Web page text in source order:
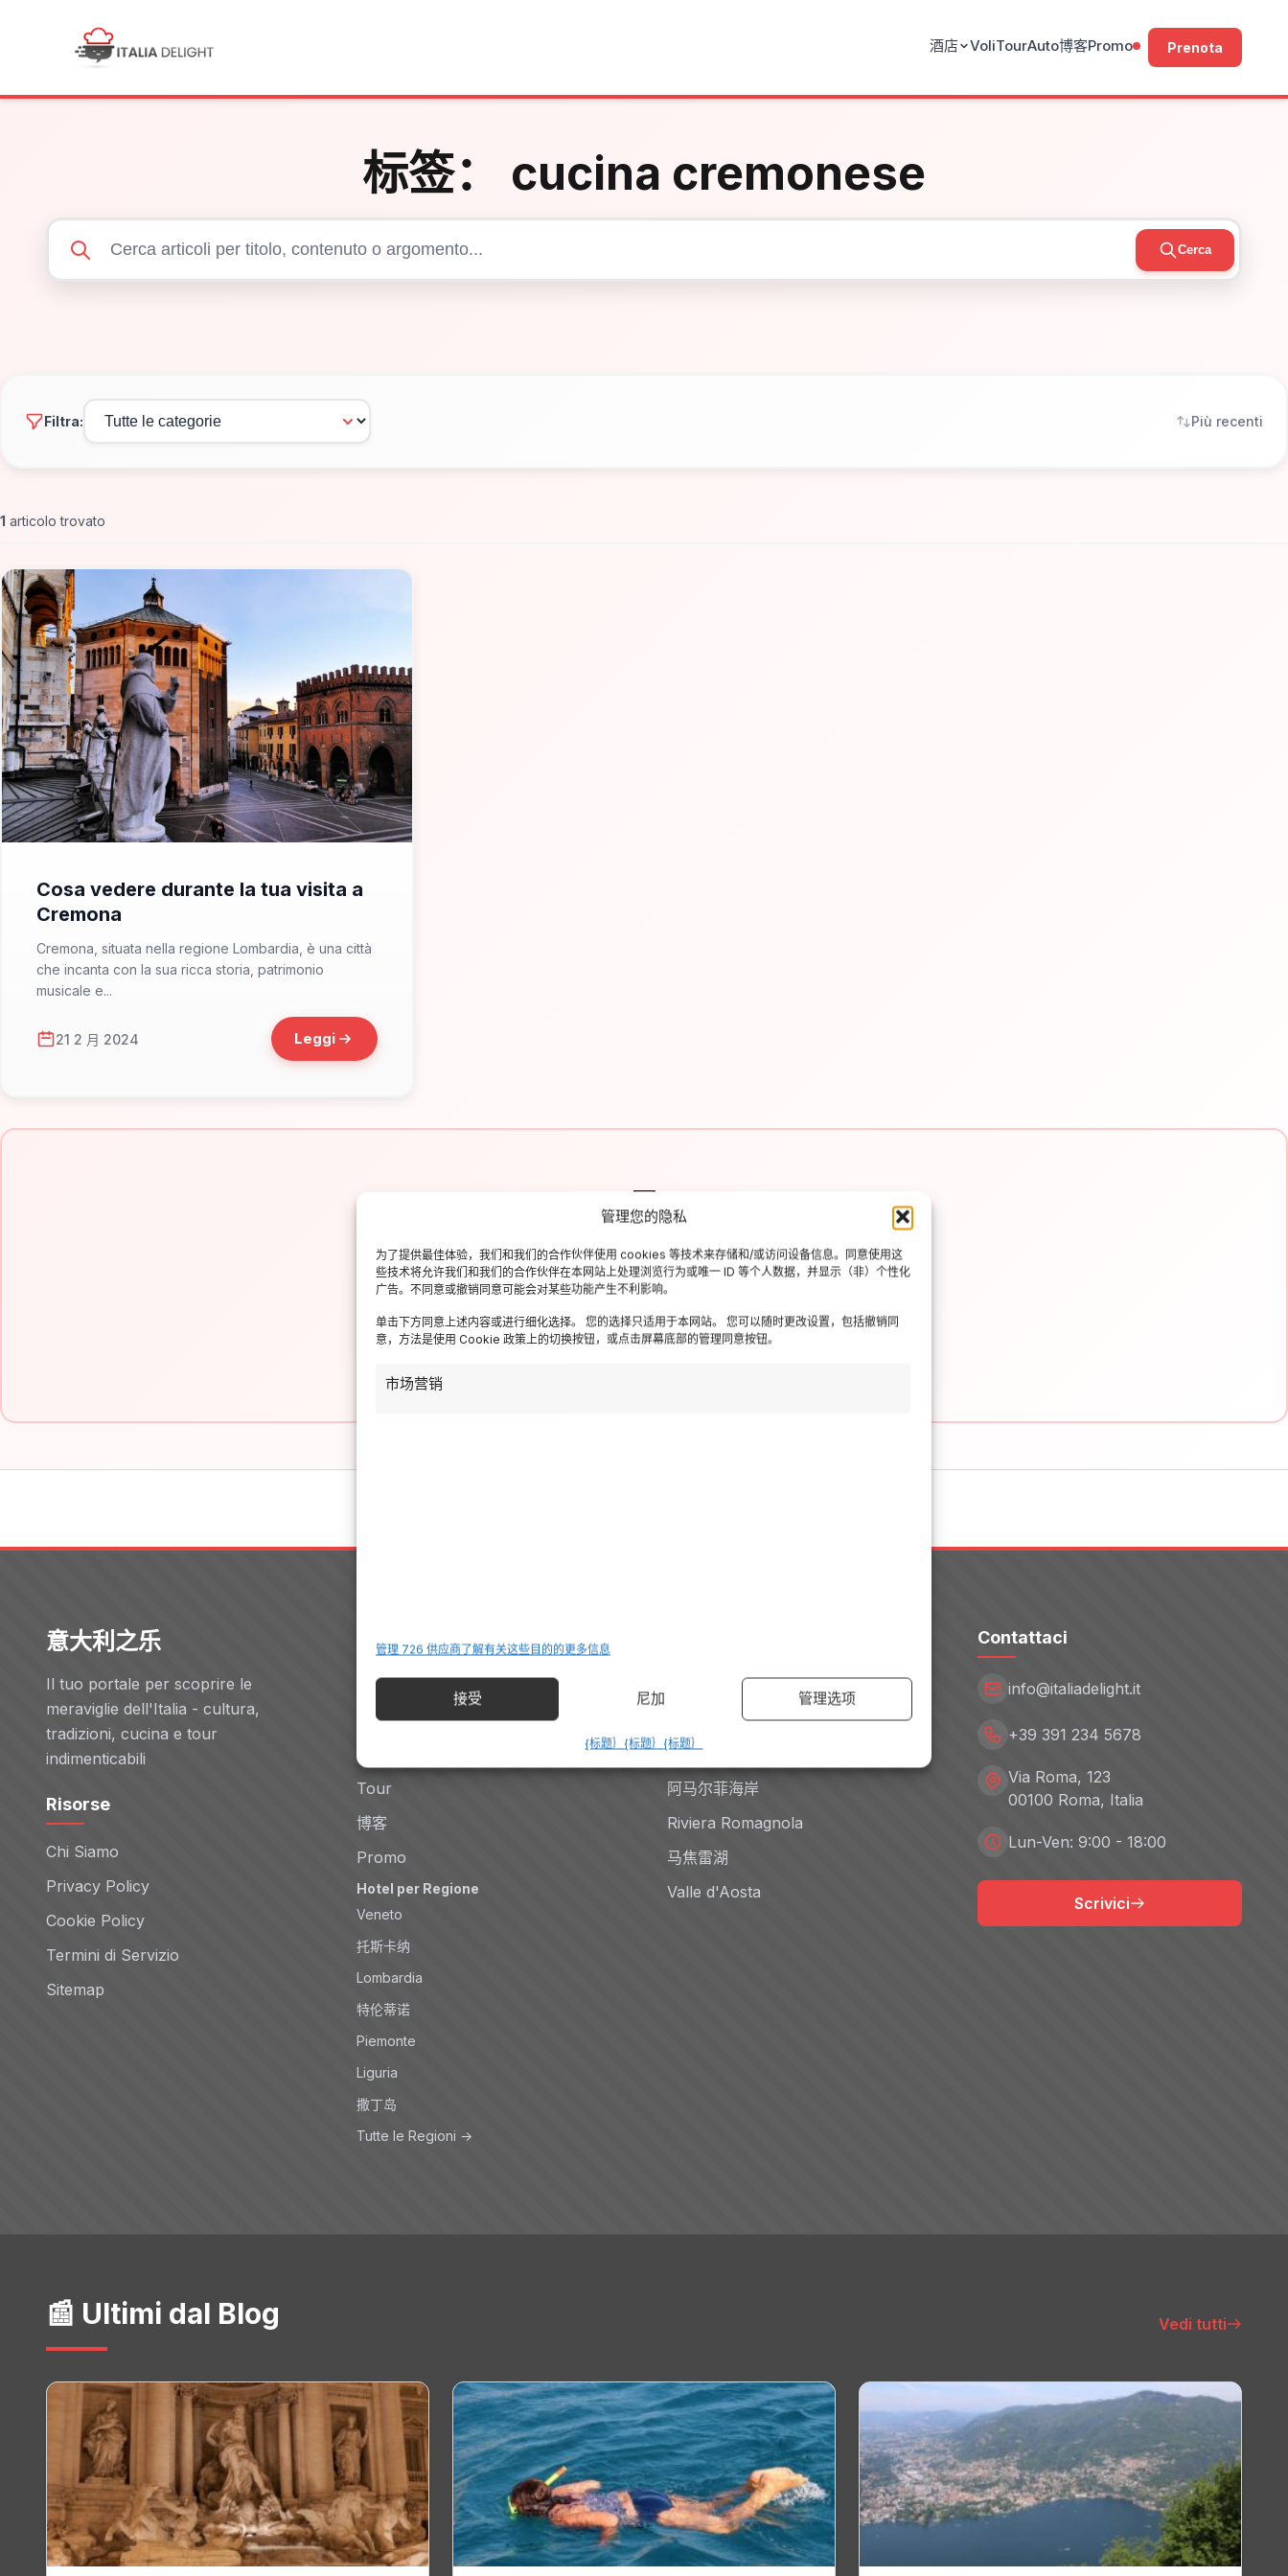
管理您的隐私
为了提供最佳体验，我们和我们的合作伙伴使用 cookies 等技术来存储和/或访问设备信息。同意使用这
些技术将允许我们和我们的合作伙伴在本网站上处理浏览行为或唯一 ID 等个人数据，并显示（非）个性化
广告。不同意或撤销同意可能会对某些功能产生不利影响。
单击下方同意上述内容或进行细化选择。 您的选择只适用于本网站。 您可以随时更改设置，包括撤销同
意，方法是使用 Cookie 政策上的切换按钮，或点击屏幕底部的管理同意按钮。
市场营销
管理 726 供应商了解有关这些目的的更多信息
接受 尼加 管理选项
{标题｝{标题｝{标题｝
酒店 VoliTourAuto博客Promo Prenota
标签： cucina cremonese
Cerca
Filtra: Più recenti
1 articolo trovato
Cosa vedere durante la tua visita a
Cremona
Cremona, situata nella regione Lombardia, è una città
che incanta con la sua ricca storia, patrimonio
musicale e...
21 2 月 2024 Leggi
✉
Resta aggiornato sull'Italia
Iscriviti alla newsletter per ricevere guide di viaggio, offerte esclusive e
ispirazioni settimanali
意大利之乐
Il tuo portale per scoprire le
meraviglie dell'Italia - cultura,
tradizioni, cucina e tour
indimenticabili
Risorse
Chi Siamo
Privacy Policy
Cookie Policy
Termini di Servizio
Sitemap
Servizi
酒店
Voli
Noleggio Auto
Tour
博客
Promo
Hotel per Regione
Veneto
托斯卡纳
Lombardia
特伦蒂诺
Piemonte
Liguria
撒丁岛
Tutte le Regioni →
科莫湖
阿马尔菲海岸
Riviera Romagnola
马焦雷湖
Valle d'Aosta
Contattaci
info@italiadelight.it
+39 391 234 5678
Via Roma, 123
00100 Roma, Italia
Lun-Ven: 9:00 - 18:00
Scrivici
📰 Ultimi dal Blog Vedi tutti